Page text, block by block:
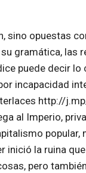
sino opuestas
gramática, las
puede decir lo
incapacidad
http://
al Imperio,
popular,
inició la ruina
pero